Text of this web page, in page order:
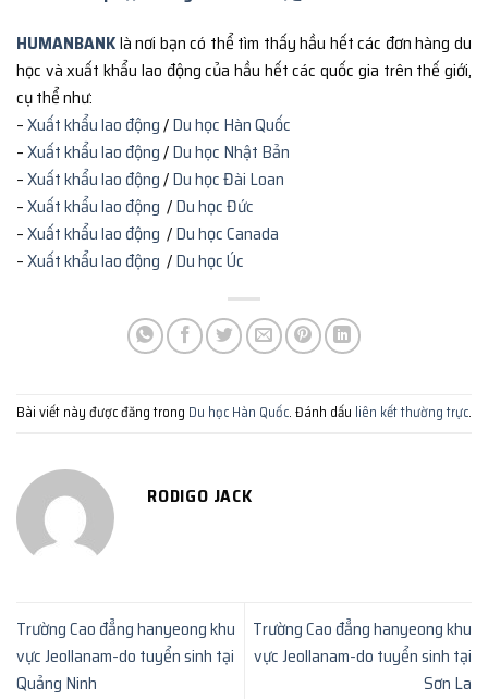
HUMANBANKlà nơi bạn có thể tìm thấy hầu hết các đơn hàng du
học và xuất khẩu lao động của hầu hết các quốc gia trên thế giới,
cụ thể như:
–Xuất khẩu lao động/Du học Hàn Quốc
–Xuất khẩu lao động/Du học Nhật Bản
–Xuất khẩu lao động/Du học Đài Loan
–Xuất khẩu lao động /Du học Đức
–Xuất khẩu lao động /Du học Canada
–Xuất khẩu lao động /Du học Úc
Bài viết này được đăng trong Du học Hàn Quốc. Đánh dấu liên kết thường trực.
RODIGO JACK
Trường Cao đẳng hanyeong khu
vực Jeollanam-do tuyển sinh tại
Quảng Ninh
Trường Cao đẳng hanyeong khu
vực Jeollanam-do tuyển sinh tại
Sơn La